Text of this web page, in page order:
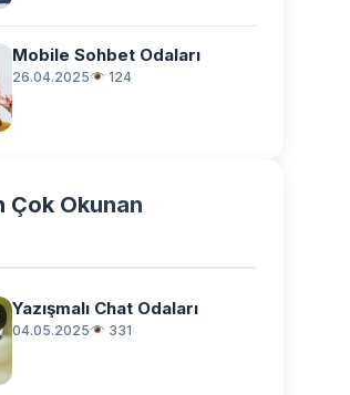
Mobile Sohbet Odaları
26.04.2025 124
Çok Okunan
Yazışmalı Chat Odaları
04.05.2025 331